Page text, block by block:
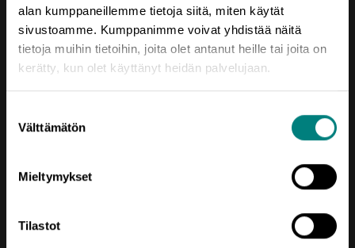
alan kumppaneillemme tietoja siitä, miten käytät
sivustoamme. Kumppanimme voivat yhdistää näitä
tietoja muihin tietoihin, joita olet antanut heille tai joita on
kerätty, kun olet käyttänyt heidän palvelujaan.
valinta
Välttämätön
Mieltymykset
Tilastot
etunimi.sukunimi@prizz.fi
Rekisteriseloste
Saavutettavuusseloste
Oikotie